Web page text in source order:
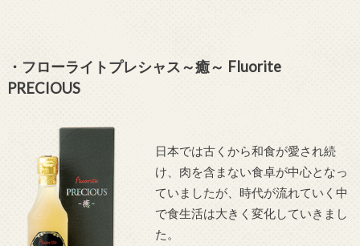
・フローライトプレシャス～癒～ Fluorite
PRECIOUS
日本では古くから和食が愛され続
け、肉を含まない食卓が中心となっ
ていましたが、時代が流れていく中
で食生活は大きく変化していきまし
た。